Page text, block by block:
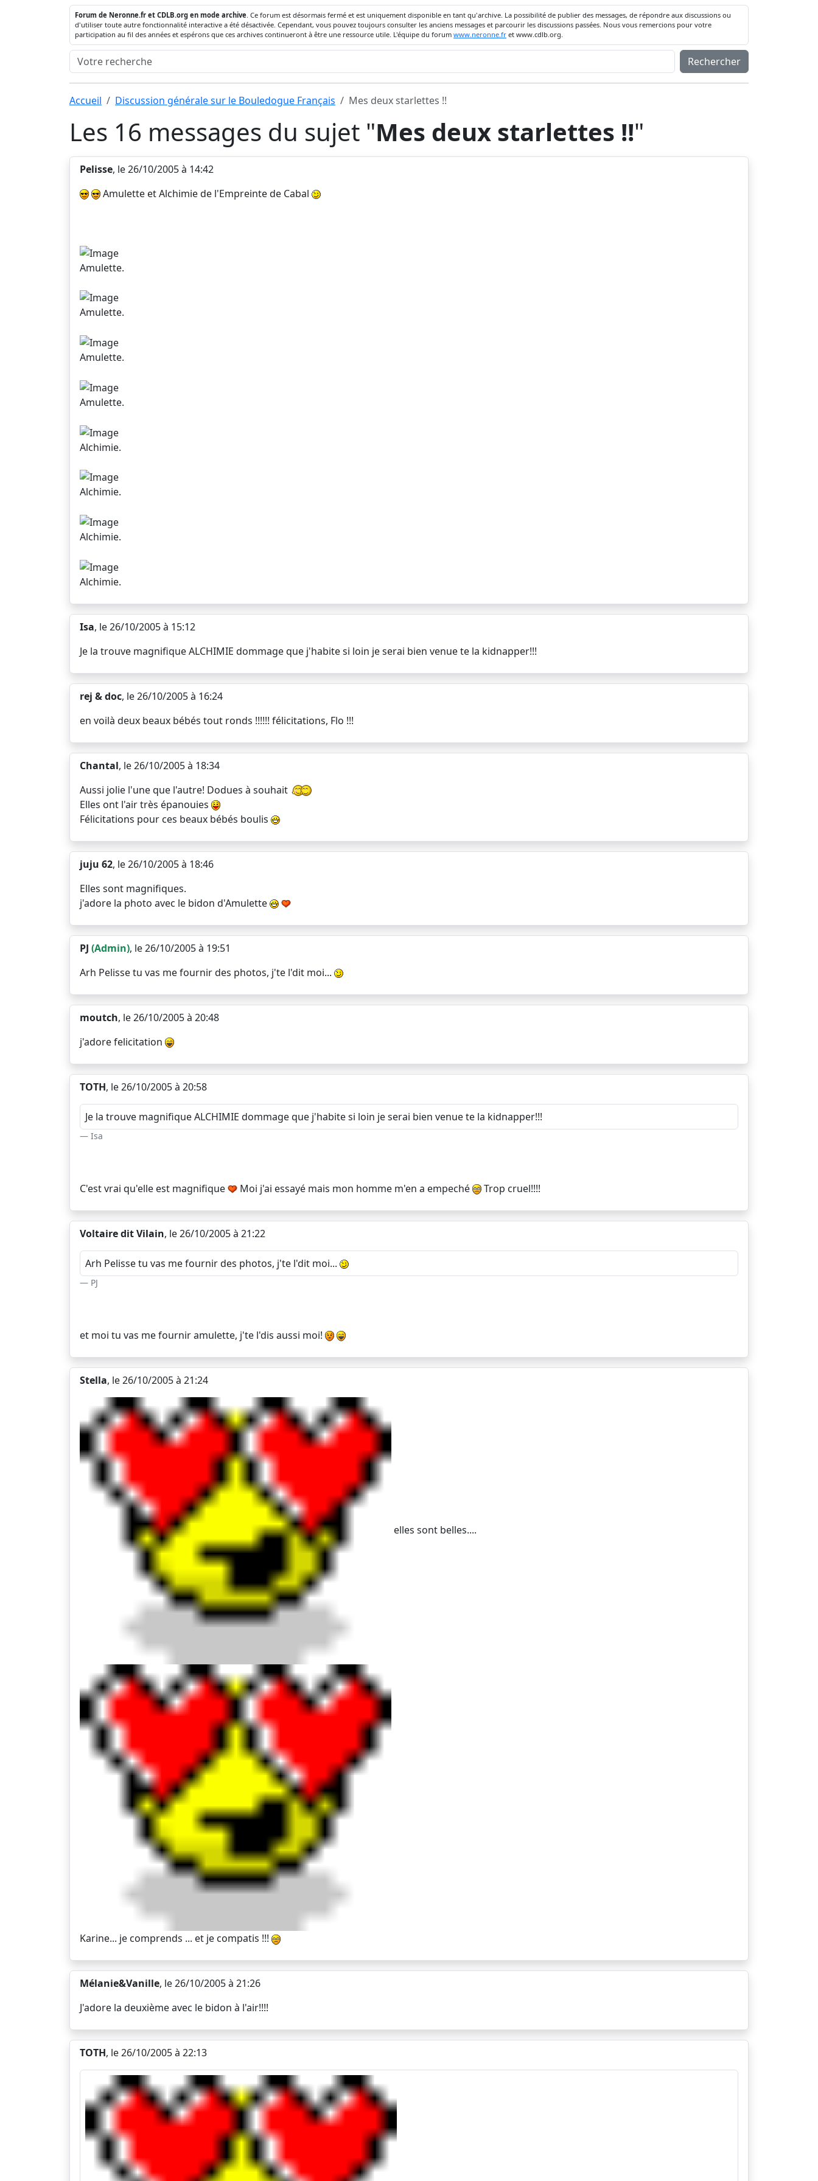
Forum de Neronne.fr et CDLB.org en mode archive. Ce forum est désormais fermé et est uniquement disponible en tant qu'archive. La possibilité de publier des messages, de répondre aux discussions ou
d'utiliser toute autre fonctionnalité interactive a été désactivée. Cependant, vous pouvez toujours consulter les anciens messages et parcourir les discussions passées. Nous vous remercions pour votre
participation au fil des années et espérons que ces archives continueront à être une ressource utile. L'équipe du forum www.neronne.fr et www.cdlb.org.
Rechercher
Accueil Discussion générale sur le Bouledogue Français Mes deux starlettes !!
Les 16 messages du sujet "Mes deux starlettes !!"
Pelisse, le 26/10/2005 à 14:42
Amulette et Alchimie de l'Empreinte de Cabal
Amulette.
Amulette.
Amulette.
Amulette.
Alchimie.
Alchimie.
Alchimie.
Alchimie.
Isa, le 26/10/2005 à 15:12
Je la trouve magnifique ALCHIMIE dommage que j'habite si loin je serai bien venue te la kidnapper!!!
rej & doc, le 26/10/2005 à 16:24
en voilà deux beaux bébés tout ronds !!!!!! félicitations, Flo !!!
Chantal, le 26/10/2005 à 18:34
Aussi jolie l'une que l'autre! Dodues à souhait
Elles ont l'air très épanouies
Félicitations pour ces beaux bébés boulis
juju 62, le 26/10/2005 à 18:46
Elles sont magnifiques.
j'adore la photo avec le bidon d'Amulette
PJ (Admin), le 26/10/2005 à 19:51
Arh Pelisse tu vas me fournir des photos, j'te l'dit moi...
moutch, le 26/10/2005 à 20:48
j'adore felicitation
TOTH, le 26/10/2005 à 20:58
Je la trouve magnifique ALCHIMIE dommage que j'habite si loin je serai bien venue te la kidnapper!!!
Isa
C'est vrai qu'elle est magnifique Moi j'ai essayé mais mon homme m'en a empeché Trop cruel!!!!
Voltaire dit Vilain, le 26/10/2005 à 21:22
Arh Pelisse tu vas me fournir des photos, j'te l'dit moi...
PJ
et moi tu vas me fournir amulette, j'te l'dis aussi moi!
Stella, le 26/10/2005 à 21:24
elles sont belles....
Karine... je comprends ... et je compatis !!!
Mélanie&Vanille, le 26/10/2005 à 21:26
J'adore la deuxième avec le bidon à l'air!!!!
TOTH, le 26/10/2005 à 22:13